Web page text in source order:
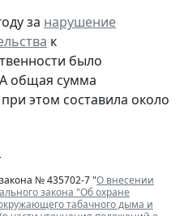
за нарушение
к
было
общая сумма
этом составила около
№ 435702-7 "О внесении
закона "Об охране
табачного дыма и